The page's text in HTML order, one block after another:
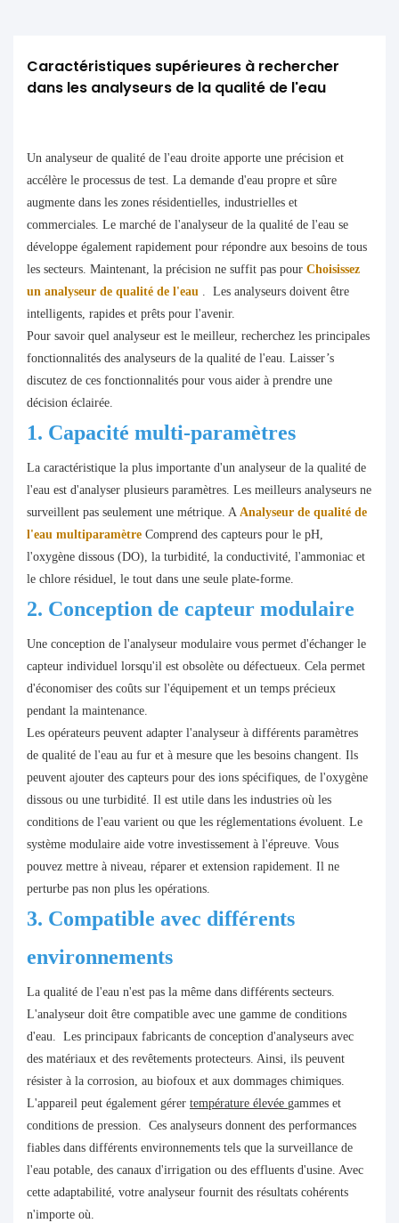
Caractéristiques supérieures à rechercher
dans les analyseurs de la qualité de l'eau
Un analyseur de qualité de l'eau droite apporte une précision et
accélère le processus de test. La demande d'eau propre et sûre
augmente dans les zones résidentielles, industrielles et
commerciales. Le marché de l'analyseur de la qualité de l'eau se
développe également rapidement pour répondre aux besoins de tous
les secteurs. Maintenant, la précision ne suffit pas pour Choisissez
un analyseur de qualité de l'eau . Les analyseurs doivent être
intelligents, rapides et prêts pour l'avenir.
Pour savoir quel analyseur est le meilleur, recherchez les principales
fonctionnalités des analyseurs de la qualité de l'eau. Laisser’s
discutez de ces fonctionnalités pour vous aider à prendre une
décision éclairée.
1. Capacité multi-paramètres
La caractéristique la plus importante d'un analyseur de la qualité de
l'eau est d'analyser plusieurs paramètres. Les meilleurs analyseurs ne
surveillent pas seulement une métrique. A Analyseur de qualité de
l'eau multiparamètre Comprend des capteurs pour le pH,
l'oxygène dissous (DO), la turbidité, la conductivité, l'ammoniac et
le chlore résiduel, le tout dans une seule plate-forme.
2. Conception de capteur modulaire
Une conception de l'analyseur modulaire vous permet d'échanger le
capteur individuel lorsqu'il est obsolète ou défectueux. Cela permet
d'économiser des coûts sur l'équipement et un temps précieux
pendant la maintenance.
Les opérateurs peuvent adapter l'analyseur à différents paramètres
de qualité de l'eau au fur et à mesure que les besoins changent. Ils
peuvent ajouter des capteurs pour des ions spécifiques, de l'oxygène
dissous ou une turbidité. Il est utile dans les industries où les
conditions de l'eau varient ou que les réglementations évoluent. Le
système modulaire aide votre investissement à l'épreuve. Vous
pouvez mettre à niveau, réparer et extension rapidement. Il ne
perturbe pas non plus les opérations.
3. Compatible avec différents
environnements
La qualité de l'eau n'est pas la même dans différents secteurs.
L'analyseur doit être compatible avec une gamme de conditions
d'eau. Les principaux fabricants de conception d'analyseurs avec
des matériaux et des revêtements protecteurs. Ainsi, ils peuvent
résister à la corrosion, au biofoux et aux dommages chimiques.
L'appareil peut également gérer température élevée gammes et
conditions de pression. Ces analyseurs donnent des performances
fiables dans différents environnements tels que la surveillance de
l'eau potable, des canaux d'irrigation ou des effluents d'usine. Avec
cette adaptabilité, votre analyseur fournit des résultats cohérents
n'importe où.